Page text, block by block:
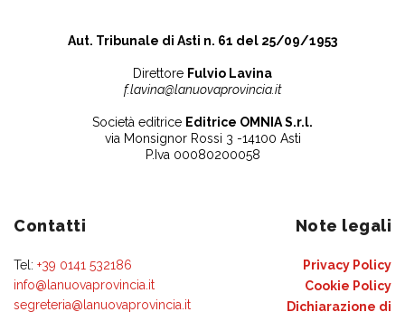
Aut. Tribunale di Asti n. 61 del 25/09/1953
Direttore Fulvio Lavina
f.lavina@lanuovaprovincia.it
Società editrice Editrice OMNIA S.r.l.
via Monsignor Rossi 3 -14100 Asti
P.Iva 00080200058
Contatti
Tel: +39 0141 532186
info@lanuovaprovincia.it
segreteria@lanuovaprovincia.it
Note legali
Privacy Policy
Cookie Policy
Dichiarazione di